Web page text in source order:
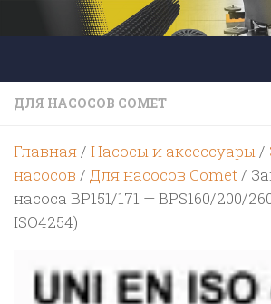
Перейти к содержимому
ДЛЯ НАСОСОВ COMET
Главная/ Насосы и аксессуары/
насосов / Для насосов Comet/
насоса BP151/171 — BPS160/200/
ISO4254)